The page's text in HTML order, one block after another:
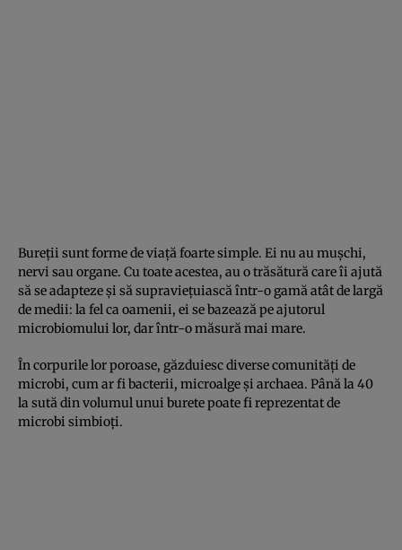
Bureții sunt forme de viață foarte simple. Ei nu au mușchi,
nervi sau organe. Cu toate acestea, au o trăsătură care îi ajută
să se adapteze și să supraviețuiască într-o gamă atât de largă
de medii: la fel ca oamenii, ei se bazează pe ajutorul
microbiomului lor, dar într-o măsură mai mare.
În corpurile lor poroase, găzduiesc diverse comunități de
microbi, cum ar fi bacterii, microalge și archaea. Până la 40
la sută din volumul unui burete poate fi reprezentat de
microbi simbioți.